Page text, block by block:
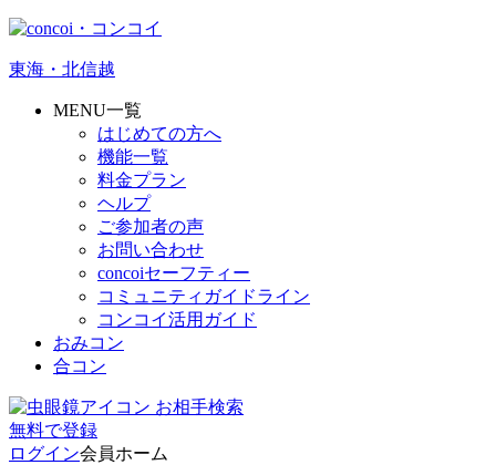
東海・北信越
MENU一覧
はじめての方へ
機能一覧
料金プラン
ヘルプ
ご参加者の声
お問い合わせ
concoiセーフティー
コミュニティガイドライン
コンコイ活用ガイド
おみコン
合コン
お相手検索
無料で登録
ログイン会員ホーム